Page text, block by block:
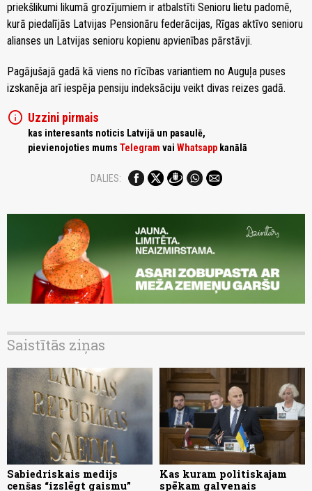
priekšlikumi likumā grozījumiem ir atbalstīti Senioru lietu padomē,
kurā piedalījās Latvijas Pensionāru federācijas, Rīgas aktīvo senioru
alianses un Latvijas senioru kopienu apvienības pārstāvji.
Pagājušajā gadā kā viens no rīcības variantiem no Auguļa puses
izskanēja arī iespēja pensiju indeksāciju veikt divas reizes gadā.
info Uzzini pirmais
kas interesants noticis Latvijā un pasaulē,
pievienojoties mums Telegram vai Whatsapp kanālā
DALIES:
Saistītās ziņas
Sabiedriskais medijs
cenšas “izslēgt gaismu”
Kas kuram politiskajam
spēkam galvenais